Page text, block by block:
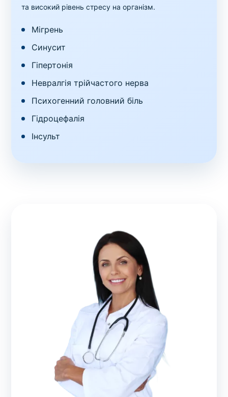
та високий рівень стресу на організм.
Мігрень
Синусит
Гіпертонія
Невралгія трійчастого нерва
Психогенний головний біль
Гідроцефалія
Інсульт